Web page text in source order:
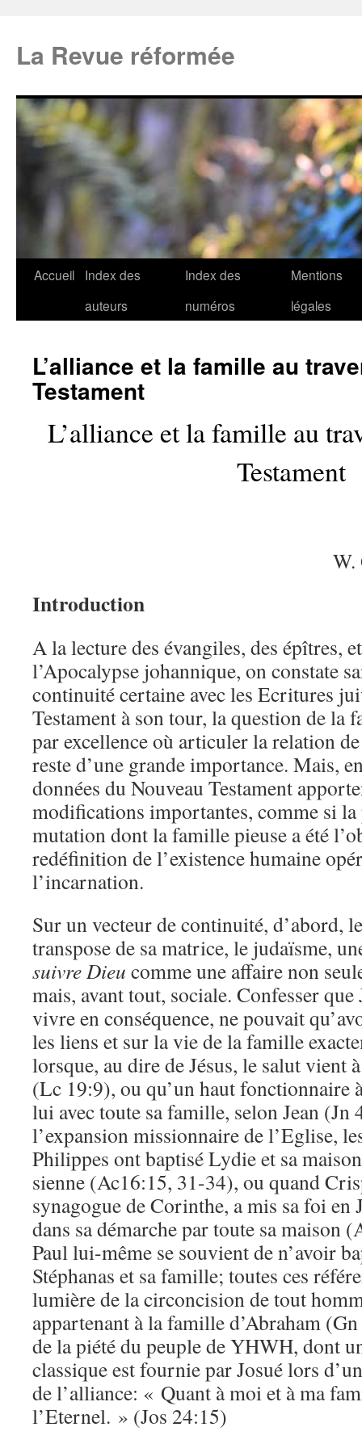
La Revue réformée
Accueil
Index des
auteurs
Index des
numéros
Mentions
légales
L’alliance et la famille au
Testament
L’alliance et la famille au
Testament
Introduction
A la lecture des évangiles, des épîtres,
l’Apocalypse johannique, on constate
continuité certaine avec les Ecritures
Testament à son tour, la question de la
par excellence où articuler la relation
reste d’une grande importance. Mais,
données du Nouveau Testament
modifications importantes, comme si
mutation dont la famille pieuse a été
redéfinition de l’existence humaine
l’incarnation.
Sur un vecteur de continuité, d’abord,
transpose de sa matrice, le judaïsme,
suivre Dieu comme une affaire non
mais, avant tout, sociale. Confesser que
vivre en conséquence, ne pouvait
les liens et sur la vie de la famille
lorsque, au dire de Jésus, le salut vient
(Lc 19:9), ou qu’un haut fonctionnaire
lui avec toute sa famille, selon Jean (Jn
l’expansion missionnaire de l’Eglise,
Philippes ont baptisé Lydie et sa
sienne (Ac16:15, 31-34), ou quand
synagogue de Corinthe, a mis sa foi en
dans sa démarche par toute sa maison
Paul lui-même se souvient de n’avoir
Stéphanas et sa famille; toutes ces
lumière de la circoncision de tout
appartenant à la famille d’Abraham
de la piété du peuple de YHWH, dont
classique est fournie par Josué lors
de l’alliance: « Quant à moi et à ma
l’Eternel. » (Jos 24:15)